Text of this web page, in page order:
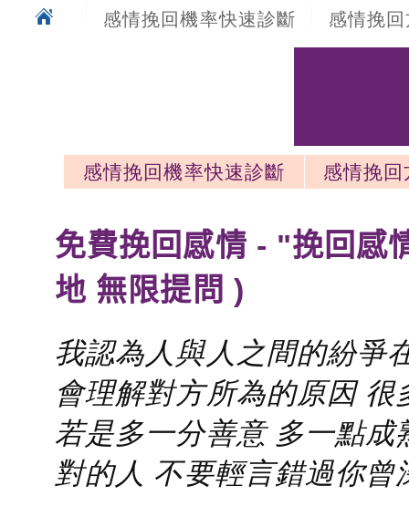
感情挽回機率快速診斷 感情挽
感情挽回機率快速診斷
感情挽
免費挽回感情 - "挽回感
地 無限提問 )
我認為人與人之間的紛爭
會理解對方所為的原因
若是多一分善意 多一點
對的人 不要輕言錯過你曾